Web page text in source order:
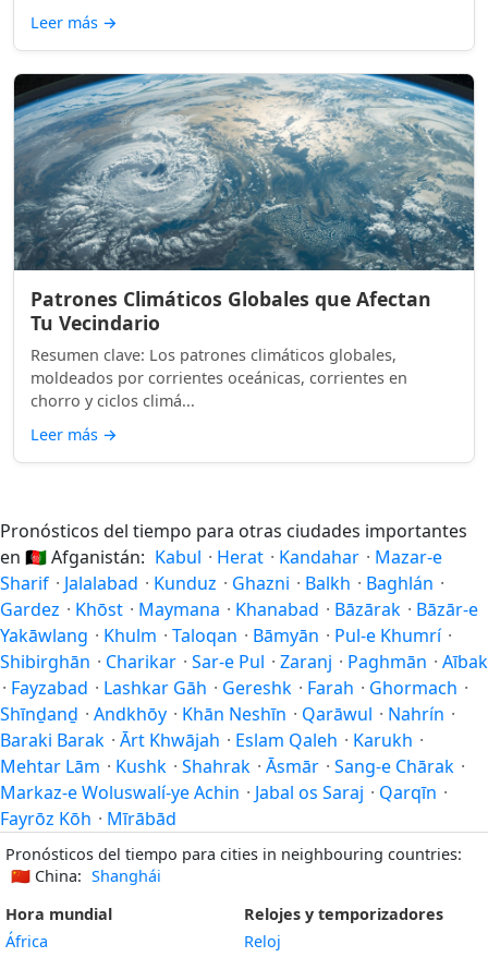
Leer más →
Patrones Climáticos Globales que Afectan
Tu Vecindario
Resumen clave: Los patrones climáticos globales,
moldeados por corrientes oceánicas, corrientes en
chorro y ciclos climá...
Leer más →
Pronósticos del tiempo para otras ciudades importantes
en 🇦🇫Afganistán: Kabul · Herat · Kandahar · Mazar-e
Sharif · Jalalabad · Kunduz · Ghazni · Balkh · Baghlán ·
Gardez · Khōst · Maymana · Khanabad · Bāzārak · Bāzār-e
Yakāwlang · Khulm · Taloqan · Bāmyān · Pul-e Khumrí ·
Shibirghān · Charikar · Sar-e Pul · Zaranj · Paghmān · Aībak
· Fayzabad · Lashkar Gāh · Gereshk · Farah · Ghormach ·
Shīnḏanḏ · Andkhōy · Khān Neshīn · Qarāwul · Nahrín ·
Baraki Barak · Ārt Khwājah · Eslam Qaleh · Karukh ·
Mehtar Lām · Kushk · Shahrak · Āsmār · Sang-e Chārak ·
Markaz-e Woluswalí-ye Achin · Jabal os Saraj · Qarqīn ·
Fayrōz Kōh · Mīrābād
Pronósticos del tiempo para cities in neighbouring countries:
🇨🇳 China: Shanghái
Hora mundial
África
Relojes y temporizadores
Reloj